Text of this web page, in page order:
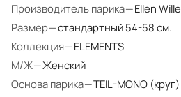
Производитель парика—Ellen Wille
Размер—стандартный 54-58 см.
Коллекция—ELEMENTS
М/Ж—Женский
Основа парика—TEIL-MONO (круг)